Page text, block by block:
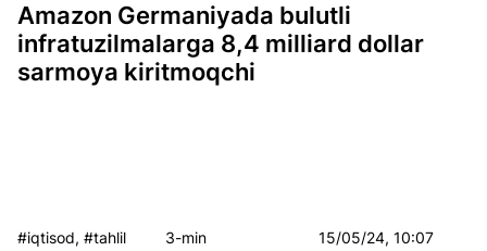
Amazon Germaniyada bulutli
infratuzilmalarga 8,4 milliard dollar
sarmoya kiritmoqchi
#iqtisod, #tahlil 3-min 15/05/24, 10:07